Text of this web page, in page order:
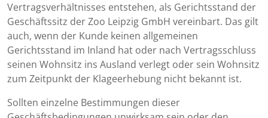
Vertragsverhältnisses entstehen, als Gerichtsstand der
Geschäftssitz der Zoo Leipzig GmbH vereinbart. Das gilt
auch, wenn der Kunde keinen allgemeinen
Gerichtsstand im Inland hat oder nach Vertragsschluss
seinen Wohnsitz ins Ausland verlegt oder sein Wohnsitz
zum Zeitpunkt der Klageerhebung nicht bekannt ist.
Sollten einzelne Bestimmungen dieser